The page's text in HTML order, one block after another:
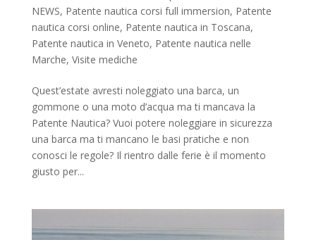
NEWS, Patente nautica corsi full immersion, Patente
nautica corsi online, Patente nautica in Toscana,
Patente nautica in Veneto, Patente nautica nelle
Marche, Visite mediche
Quest’estate avresti noleggiato una barca, un
gommone o una moto d’acqua ma ti mancava la
Patente Nautica? Vuoi potere noleggiare in sicurezza
una barca ma ti mancano le basi pratiche e non
conosci le regole? Il rientro dalle ferie è il momento
giusto per...